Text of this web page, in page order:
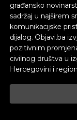
građansko
sadržaj u najširem
komunikacijske
dijalog. Objavi.ba
pozitivnim
civilnog društva u
Hercegovini i